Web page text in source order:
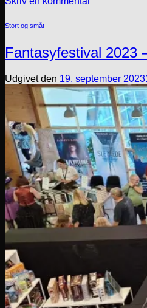
Stort og småt
Fantasyfestival 2023
Udgivet den 19. september 2023